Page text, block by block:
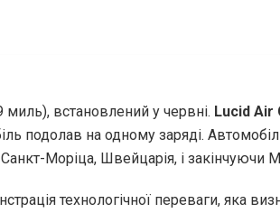
встановлений у червні. Lucid Air
подолав на одному заряді.
Моріца, Швейцарія, і закінчуючи
технологічної переваги, яка